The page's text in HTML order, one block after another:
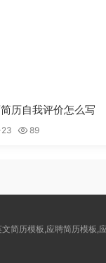
历自我评价怎么写
89
历模板,应聘简历模板,